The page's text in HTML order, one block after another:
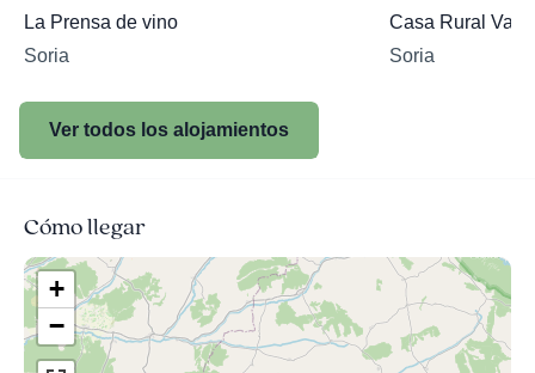
La Prensa de vino
Soria
Casa Rural
Soria
Ver todos los alojamientos
Cómo llegar
+
−